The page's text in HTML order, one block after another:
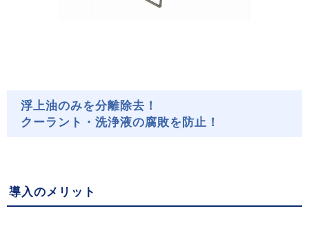
浮上油のみを分離除去！
クーラント・洗浄液の腐敗を防止！
導入のメリット